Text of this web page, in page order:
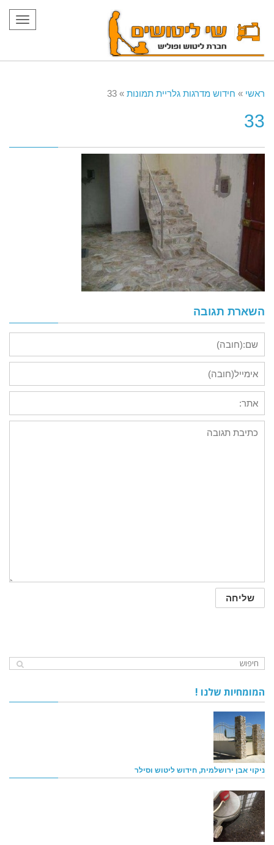
ראשי » חידוש מדרגות גלריית תמונות »
33
33
השארת תגובה
המומחיות שלנו !
ניקוי אבן ירושלמית, חידוש ליטוש וסילר